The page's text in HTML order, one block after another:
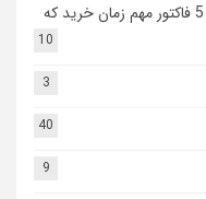
دستگاه سابلیمیشن : راهنمای خرید و 5 فاکتور مهم زمان خرید که
10
3
40
9